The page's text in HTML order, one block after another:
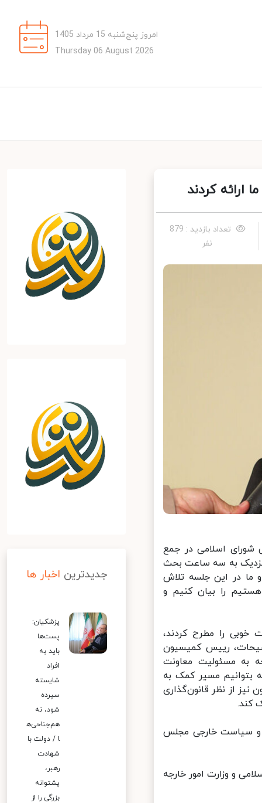
امروز پنج‌شنبه 15 مرداد 1405
Thursday 06 August 2026
کردند
تعداد بازدید : 879
نفر
اسلامی در جمع
به سه ساعت بحث
در این جلسه تلاش
را بیان کنیم و
را مطرح کردند،
رییس کمیسیون
به مسئولیت معاونت
مسیر کمک به
از نظر قانون‌گذاری
سیاست خارجی مجلس
و وزارت امور خارجه
جدیدترین اخبار ها
پزشکیان:
پست‌ها
باید به
افراد
شایسته
سپرده
شود، نه
هم‌جناحی‌ه
ا / دولت با
شهادت
رهبر،
پشتوانه
بزرگی را از